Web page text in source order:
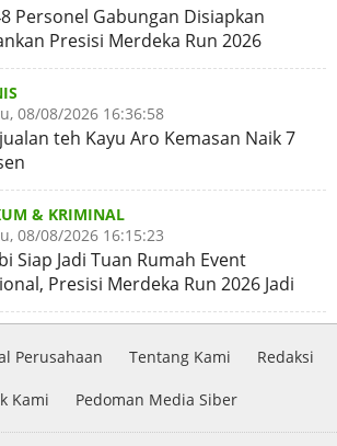
Personel Gabungan Disiapkan
Presisi Merdeka Run 2026
08/08/2026 16:36:58
teh Kayu Aro Kemasan Naik 7
& KRIMINAL
08/08/2026 16:15:23
Siap Jadi Tuan Rumah Event
Presisi Merdeka Run 2026 Jadi
Pembuktian
Perusahaan Tentang Kami Redaksi
Kami Pedoman Media Siber